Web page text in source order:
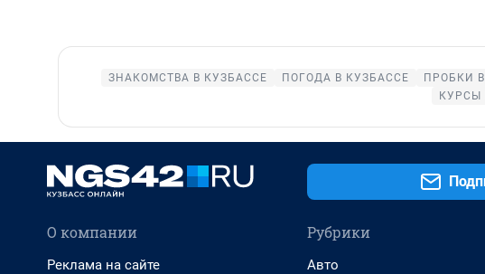
ЗНАКОМСТВА В КУЗБАССЕ ПОГОДА В КУЗБАССЕ ПРОБКИ
КУРСЫ
О компании
Реклама на сайте
Рубрики
Авто